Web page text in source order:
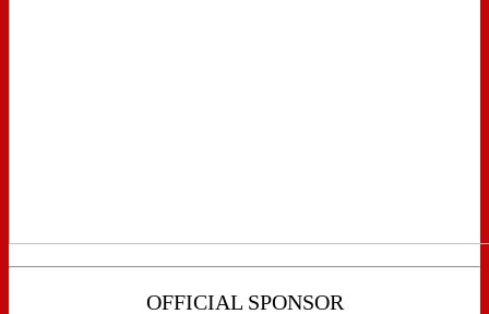
OFFICIAL SPONSOR